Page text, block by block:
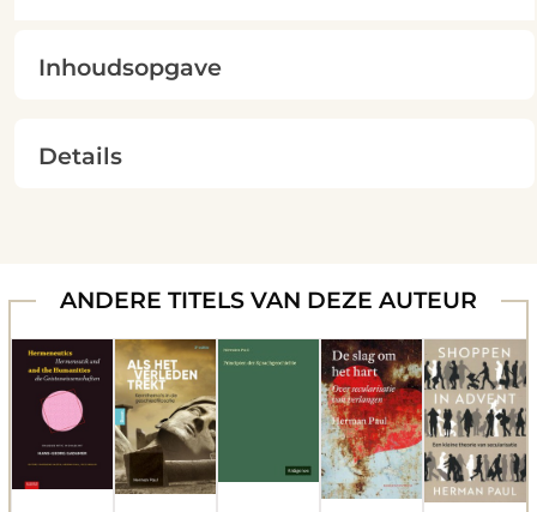
Inhoudsopgave
Details
ANDERE TITELS VAN DEZE AUTEUR